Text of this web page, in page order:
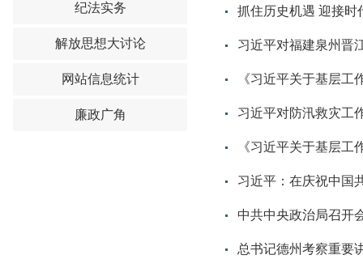
纪法实务
解放思想大讨论
网站信息统计
廉政广角
抓住历史机遇 迎接
习近平对福建泉州晋
《习近平关于基层
习近平对防汛救灾工
《习近平关于基层工
习近平：在庆祝中国
中共中央政治局召开
总书记德州考察重要